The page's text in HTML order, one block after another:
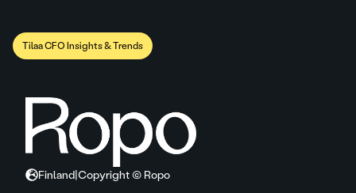
Tilaa CFO Insights & Trends
Finland Copyright © Ropo